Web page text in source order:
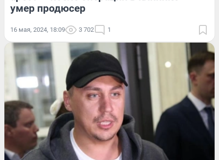
умер продюсер
16 мая, 2024, 18:09 3 702 1